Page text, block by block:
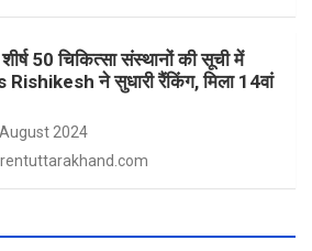
50 चिकित्सा संस्थानों की सूची में
Rishikesh ने सुधारी रैंकिंग, मिला 14वां
2024